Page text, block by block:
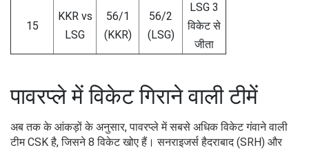
15
KKR vs
LSG
56/1
(KKR)
56/2
(LSG)
LSG 3
विकेट से
जीता
पावरप्ले में विकेट गिराने वाली टीमें
अब तक के आंकड़ों के अनुसार, पावरप्ले में सबसे अधिक विकेट गंवाने वाली
टीम CSK है, जिसने 8 विकेट खोए हैं। सनराइजर्स हैदराबाद (SRH) और